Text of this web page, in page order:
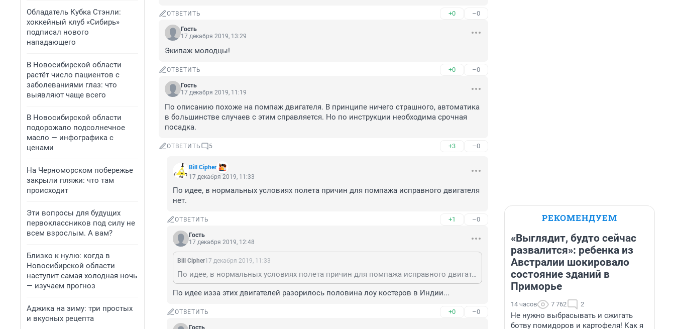
Обладатель Кубка Стэнли:
хоккейный клуб «Сибирь»
подписал нового
нападающего
В Новосибирской области
растёт число пациентов с
заболеваниями глаз: что
выявляют чаще всего
В Новосибирской области
подорожало подсолнечное
масло — инфографика с
ценами
На Черноморском побережье
закрыли пляжи: что там
происходит
Эти вопросы для будущих
первоклассников под силу не
всем взрослым. А вам?
Близко к нулю: когда в
Новосибирской области
наступит самая холодная ночь
— изучаем прогноз
Аджика на зиму: три простых
и вкусных рецепта
ОТВЕТИТЬ +0 –0
Гость
17 декабря 2019, 13:29
Экипаж молодцы!
ОТВЕТИТЬ +0 –0
Гость
17 декабря 2019, 11:19
По описанию похоже на помпаж двигателя. В принципе ничего страшного, автоматика
в большинстве случаев с этим справляется. Но по инструкции необходима срочная
посадка.
ОТВЕТИТЬ 5 +3 –0
Bill Cipher
17 декабря 2019, 11:33
По идее, в нормальных условиях полета причин для помпажа исправного двигателя
нет.
ОТВЕТИТЬ +1 –0
Гость
17 декабря 2019, 12:48
Bill Cipher17 декабря 2019, 11:33
По идее, в нормальных условиях полета причин для помпажа исправного двигателя нет.
По идее изза этих двигателей разорилось половина лоу костеров в Индии...
ОТВЕТИТЬ +0 –0
Гость
РЕКОМЕНДУЕМ
«Выглядит, будто сейчас
развалится»: ребенка из
Австралии шокировало
состояние зданий в
Приморье
14 часов 7 762 2
Не нужно выбрасывать и сжигать
ботву помидоров и картофеля! Как я